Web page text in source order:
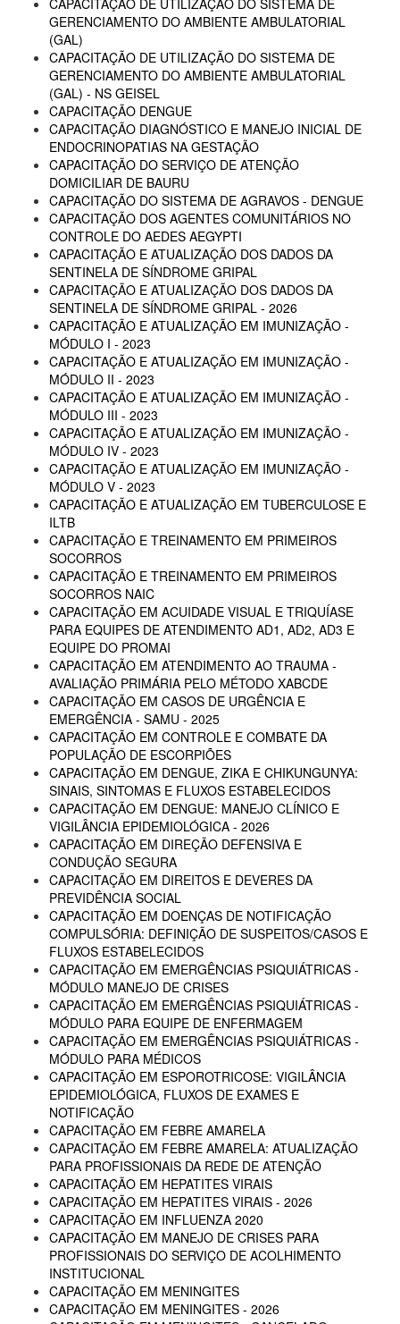
CAPACITAÇÃO DE UTILIZAÇÃO DO SISTEMA DE
GERENCIAMENTO DO AMBIENTE AMBULATORIAL
(GAL)
CAPACITAÇÃO DE UTILIZAÇÃO DO SISTEMA DE
GERENCIAMENTO DO AMBIENTE AMBULATORIAL
(GAL) - NS GEISEL
CAPACITAÇÃO DENGUE
CAPACITAÇÃO DIAGNÓSTICO E MANEJO INICIAL DE
ENDOCRINOPATIAS NA GESTAÇÃO
CAPACITAÇÃO DO SERVIÇO DE ATENÇÃO
DOMICILIAR DE BAURU
CAPACITAÇÃO DO SISTEMA DE AGRAVOS - DENGUE
CAPACITAÇÃO DOS AGENTES COMUNITÁRIOS NO
CONTROLE DO AEDES AEGYPTI
CAPACITAÇÃO E ATUALIZAÇÃO DOS DADOS DA
SENTINELA DE SÍNDROME GRIPAL
CAPACITAÇÃO E ATUALIZAÇÃO DOS DADOS DA
SENTINELA DE SÍNDROME GRIPAL - 2026
CAPACITAÇÃO E ATUALIZAÇÃO EM IMUNIZAÇÃO -
MÓDULO I - 2023
CAPACITAÇÃO E ATUALIZAÇÃO EM IMUNIZAÇÃO -
MÓDULO II - 2023
CAPACITAÇÃO E ATUALIZAÇÃO EM IMUNIZAÇÃO -
MÓDULO III - 2023
CAPACITAÇÃO E ATUALIZAÇÃO EM IMUNIZAÇÃO -
MÓDULO IV - 2023
CAPACITAÇÃO E ATUALIZAÇÃO EM IMUNIZAÇÃO -
MÓDULO V - 2023
CAPACITAÇÃO E ATUALIZAÇÃO EM TUBERCULOSE E
ILTB
CAPACITAÇÃO E TREINAMENTO EM PRIMEIROS
SOCORROS
CAPACITAÇÃO E TREINAMENTO EM PRIMEIROS
SOCORROS NAIC
CAPACITAÇÃO EM ACUIDADE VISUAL E TRIQUÍASE
PARA EQUIPES DE ATENDIMENTO AD1, AD2, AD3 E
EQUIPE DO PROMAI
CAPACITAÇÃO EM ATENDIMENTO AO TRAUMA -
AVALIAÇÃO PRIMÁRIA PELO MÉTODO XABCDE
CAPACITAÇÃO EM CASOS DE URGÊNCIA E
EMERGÊNCIA - SAMU - 2025
CAPACITAÇÃO EM CONTROLE E COMBATE DA
POPULAÇÃO DE ESCORPIÕES
CAPACITAÇÃO EM DENGUE, ZIKA E CHIKUNGUNYA:
SINAIS, SINTOMAS E FLUXOS ESTABELECIDOS
CAPACITAÇÃO EM DENGUE: MANEJO CLÍNICO E
VIGILÂNCIA EPIDEMIOLÓGICA - 2026
CAPACITAÇÃO EM DIREÇÃO DEFENSIVA E
CONDUÇÃO SEGURA
CAPACITAÇÃO EM DIREITOS E DEVERES DA
PREVIDÊNCIA SOCIAL
CAPACITAÇÃO EM DOENÇAS DE NOTIFICAÇÃO
COMPULSÓRIA: DEFINIÇÃO DE SUSPEITOS/CASOS E
FLUXOS ESTABELECIDOS
CAPACITAÇÃO EM EMERGÊNCIAS PSIQUIÁTRICAS -
MÓDULO MANEJO DE CRISES
CAPACITAÇÃO EM EMERGÊNCIAS PSIQUIÁTRICAS -
MÓDULO PARA EQUIPE DE ENFERMAGEM
CAPACITAÇÃO EM EMERGÊNCIAS PSIQUIÁTRICAS -
MÓDULO PARA MÉDICOS
CAPACITAÇÃO EM ESPOROTRICOSE: VIGILÂNCIA
EPIDEMIOLÓGICA, FLUXOS DE EXAMES E
NOTIFICAÇÃO
CAPACITAÇÃO EM FEBRE AMARELA
CAPACITAÇÃO EM FEBRE AMARELA: ATUALIZAÇÃO
PARA PROFISSIONAIS DA REDE DE ATENÇÃO
CAPACITAÇÃO EM HEPATITES VIRAIS
CAPACITAÇÃO EM HEPATITES VIRAIS - 2026
CAPACITAÇÃO EM INFLUENZA 2020
CAPACITAÇÃO EM MANEJO DE CRISES PARA
PROFISSIONAIS DO SERVIÇO DE ACOLHIMENTO
INSTITUCIONAL
CAPACITAÇÃO EM MENINGITES
CAPACITAÇÃO EM MENINGITES - 2026